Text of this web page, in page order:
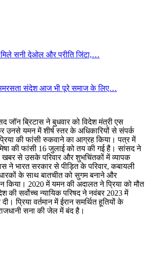
सनी देओल और प्रीति जिंटा,…
संदेश आज भी पूरे समाज के लिए…
जॉन ब्रिटास ने बुधवार को विदेश मंत्री एस
यमन में शीर्ष स्तर के अधिकारियों से संपर्क
प्रिया की फांसी रुकवाने का आग्रह किया। पत्र में
की फांसी 16 जुलाई को तय की गई है। सांसद ने
से उसके परिवार और शुभचिंतकों में व्यापक
ने भारत सरकार से पीड़ित के परिवार, कबायली
के साथ बातचीत को सुगम बनाने और
किया। 2020 में यमन की अदालत ने प्रिया को मौत
सर्वोच्च न्यायिक परिषद ने नवंबर 2023 में
प्रिया वर्तमान में ईरान समर्थित हूतियों के
सना की जेल में बंद है।